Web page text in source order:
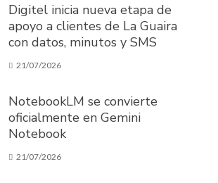
Digitel inicia nueva etapa de
apoyo a clientes de La Guaira
con datos, minutos y SMS
21/07/2026
NotebookLM se convierte
oficialmente en Gemini
Notebook
21/07/2026